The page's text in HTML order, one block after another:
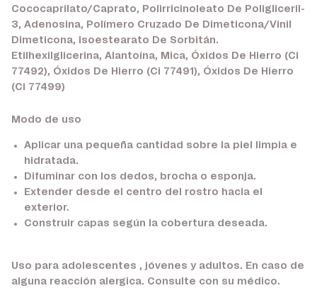
Cococaprilato/Caprato, Polirricinoleato De Poligliceril-
3, Adenosina, Polímero Cruzado De Dimeticona/Vinil
Dimeticona, Isoestearato De Sorbitán.
Etilhexilglicerina, Alantoína, Mica, Óxidos De Hierro (Ci
77492), Óxidos De Hierro (Ci 77491), Óxidos De Hierro
(Ci 77499)
Modo de uso
Aplicar una pequeña cantidad sobre la piel limpia e
hidratada.
Difuminar con los dedos, brocha o esponja.
Extender desde el centro del rostro hacia el
exterior.
Construir capas según la cobertura deseada.
Uso para adolescentes , jóvenes y adultos. En caso de
alguna reacción alergica. Consulte con su médico.